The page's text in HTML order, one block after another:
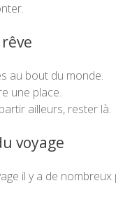
au bout du monde.
une place.
ailleurs, rester là.
voyage
il y a de